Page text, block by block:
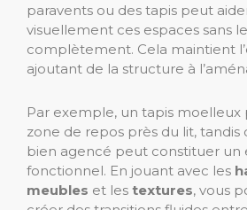
paravents ou des tapis peut
visuellement ces espaces sans
complètement. Cela maintient
ajoutant de la structure à
Par exemple, un tapis
zone de repos près du lit, tandis
bien agencé peut constituer un
fonctionnel. En jouant avec les
meubles et les textures, vous